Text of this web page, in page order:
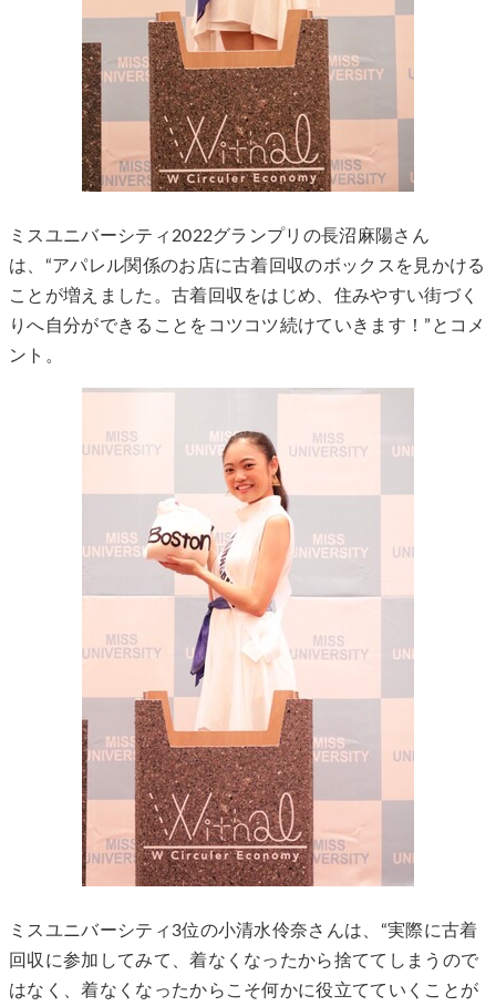
ミスユニバーシティ2022グランプリの長沼麻陽さん
は、“アパレル関係のお店に古着回収のボックスを見かける
ことが増えました。古着回収をはじめ、住みやすい街づく
りへ自分ができることをコツコツ続けていきます！”とコメ
ント。
ミスユニバーシティ3位の小清水伶奈さんは、“実際に古着
回収に参加してみて、着なくなったから捨ててしまうので
はなく、着なくなったからこそ何かに役立てていくことが